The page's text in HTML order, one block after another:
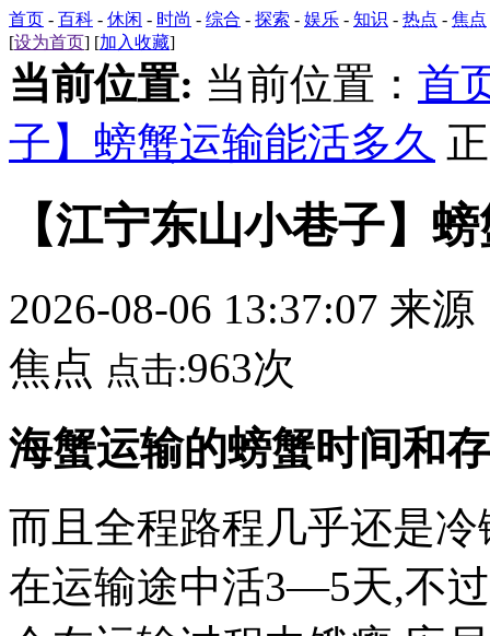
首页 - 百科 - 休闲 - 时尚 - 综合 - 探索 - 娱乐 - 知识 - 热点 - 焦点
[设为首页] [加入收藏]
当前位置: 当前位置： 首
子】螃蟹运输能活多久
【江宁东山小巷子】
2026-08-06 13:37:07 来源
焦点 点击:963次
海蟹运输的螃蟹时间和
而且全程路程几乎还是
在运输途中活3—5天,不